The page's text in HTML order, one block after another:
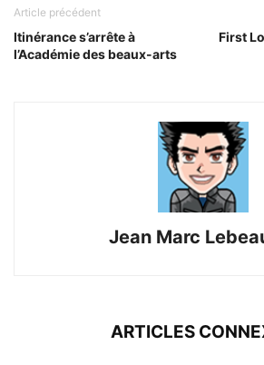
Article précédent
Itinérance s’arrête à
l’Académie des beaux-arts
First
Jean Marc
ARTICLES